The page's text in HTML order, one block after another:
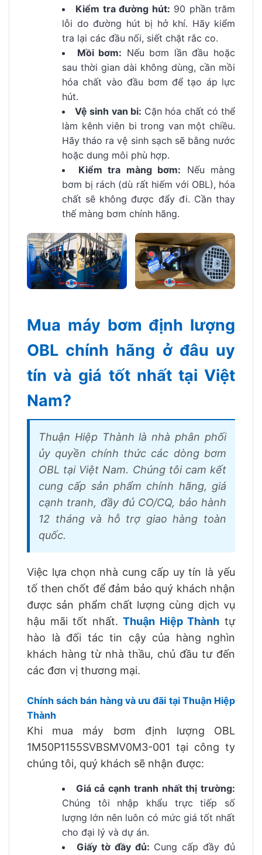
Kiểm tra đường hút: 90 phần trăm
lỗi do đường hút bị hở khí. Hãy kiểm
tra lại các đầu nối, siết chặt rắc co.
Mồi bơm: Nếu bơm lần đầu hoặc
sau thời gian dài không dùng, cần mồi
hóa chất vào đầu bơm để tạo áp lực
hút.
Vệ sinh van bi: Cặn hóa chất có thể
làm kênh viên bi trong van một chiều.
Hãy tháo ra vệ sinh sạch sẽ bằng nước
hoặc dung môi phù hợp.
Kiểm tra màng bơm: Nếu màng
bơm bị rách (dù rất hiếm với OBL), hóa
chất sẽ không được đẩy đi. Cần thay
thế màng bơm chính hãng.
Mua máy bơm định lượng
OBL chính hãng ở đâu uy
tín và giá tốt nhất tại Việt
Nam?
Thuận Hiệp Thành là nhà phân phối
ủy quyền chính thức các dòng bơm
OBL tại Việt Nam. Chúng tôi cam kết
cung cấp sản phẩm chính hãng, giá
cạnh tranh, đầy đủ CO/CQ, bảo hành
12 tháng và hỗ trợ giao hàng toàn
quốc.
Việc lựa chọn nhà cung cấp uy tín là yếu
tố then chốt để đảm bảo quý khách nhận
được sản phẩm chất lượng cùng dịch vụ
hậu mãi tốt nhất.Thuận Hiệp Thành tự
hào là đối tác tin cậy của hàng nghìn
khách hàng từ nhà thầu, chủ đầu tư đến
các đơn vị thương mại.
Chính sách bán hàng và ưu đãi tại Thuận Hiệp
Thành
Khi mua máy bơm định lượng OBL
1M50P1155SVBSMV0M3-001 tại công ty
chúng tôi, quý khách sẽ nhận được:
Giá cả cạnh tranh nhất thị trường:
Chúng tôi nhập khẩu trực tiếp số
lượng lớn nên luôn có mức giá tốt nhất
cho đại lý và dự án.
Giấy tờ đầy đủ: Cung cấp đầy đủ